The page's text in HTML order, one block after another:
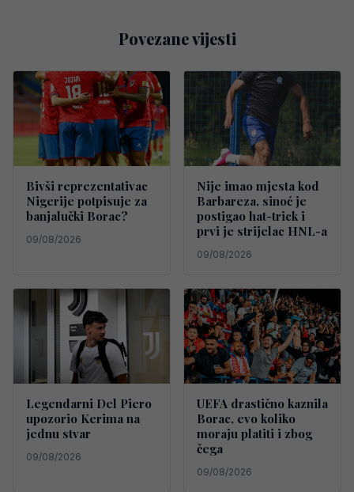
Povezane vijesti
Bivši reprezentativac
Nigerije potpisuje za
banjalučki Borac?
09/08/2026
Nije imao mjesta kod
Barbareza, sinoć je
postigao hat-trick i
prvi je strijelac HNL-a
09/08/2026
Legendarni Del Piero
upozorio Kerima na
jednu stvar
09/08/2026
UEFA drastično kaznila
Borac, evo koliko
moraju platiti i zbog
čega
09/08/2026